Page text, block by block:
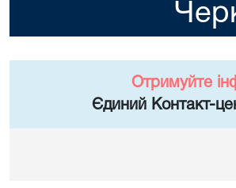
Отримуйте
Єдиний Контакт-